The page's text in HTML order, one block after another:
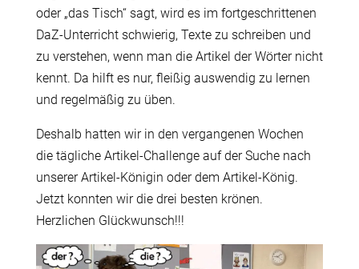
oder „das Tisch“ sagt, wird es im fortgeschrittenen
DaZ-Unterricht schwierig, Texte zu schreiben und
zu verstehen, wenn man die Artikel der Wörter nicht
kennt. Da hilft es nur, fleißig auswendig zu lernen
und regelmäßig zu üben.
Deshalb hatten wir in den vergangenen Wochen
die tägliche Artikel-Challenge auf der Suche nach
unserer Artikel-Königin oder dem Artikel-König.
Jetzt konnten wir die drei besten krönen.
Herzlichen Glückwunsch!!!